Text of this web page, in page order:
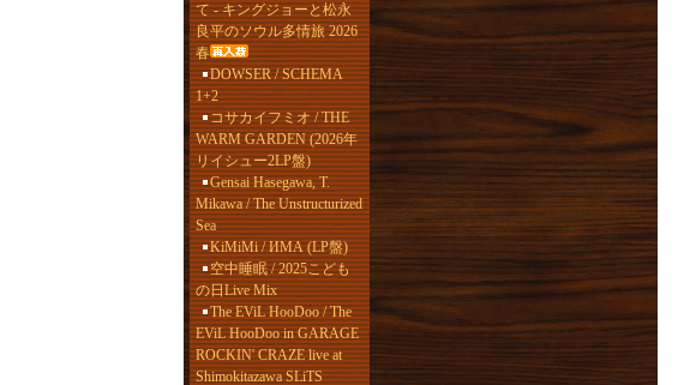
て - キングジョーと松永
良平のソウル多情旅 2026
春
DOWSER / SCHEMA
1+2
コサカイフミオ / THE
WARM GARDEN (2026年
リイシュー2LP盤)
Gensai Hasegawa, T.
Mikawa / The Unstructurized
Sea
KiMiMi / ИМА (LP盤)
空中睡眠 / 2025こども
の日Live Mix
The EViL HooDoo / The
EViL HooDoo in GARAGE
ROCKIN' CRAZE live at
Shimokitazawa SLiTS